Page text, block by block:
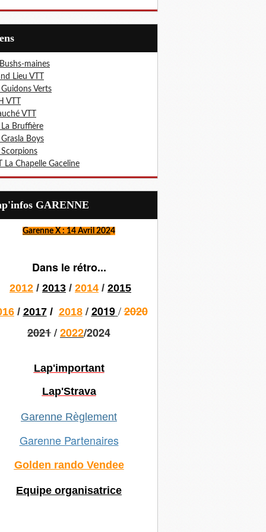
maines
Lieu VTT
Guidons Verts
VTT
VTT
Bruffière
Grasla Boys
Scorpions
La Chapelle Gaceline
GARENNE
Garenne X : 14 Avril 2024
Dans le rétro...
2012 / 2013 / 2014 / 2015
/ 2017/ 2018 / 2019 /2020
2021/2022/2024
Lap'important
Lap'Strava
Garenne Règlement
Garenne Partenaires
Golden rando Vendee
Equipe organisatrice